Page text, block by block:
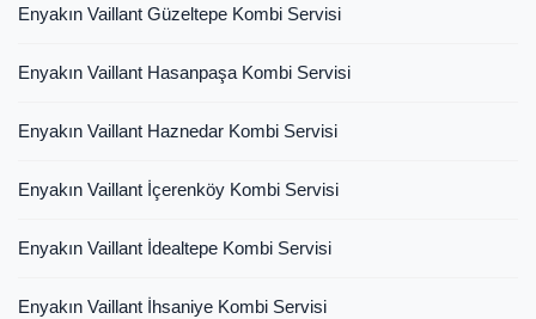
Enyakın Vaillant Güzeltepe Kombi Servisi
Enyakın Vaillant Hasanpaşa Kombi Servisi
Enyakın Vaillant Haznedar Kombi Servisi
Enyakın Vaillant İçerenköy Kombi Servisi
Enyakın Vaillant İdealtepe Kombi Servisi
Enyakın Vaillant İhsaniye Kombi Servisi